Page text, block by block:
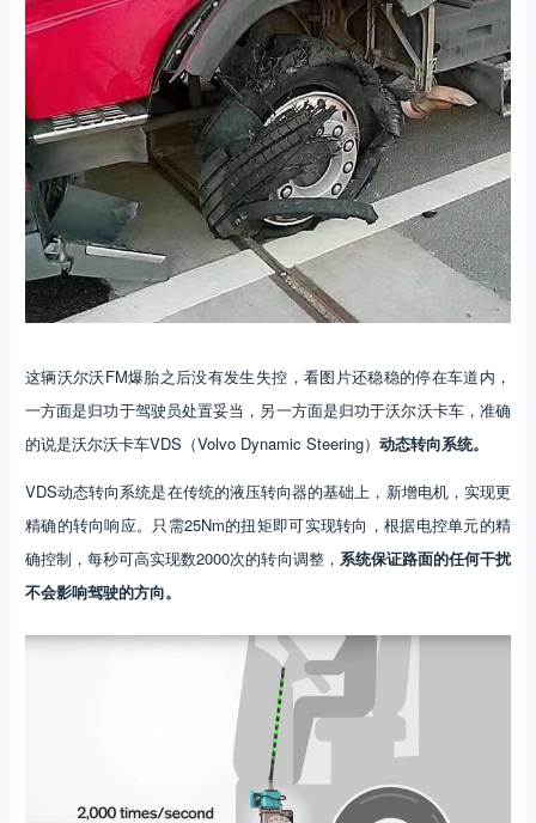
这辆沃尔沃FM爆胎之后没有发生失控，看图片还稳稳的停在车道内，
一方面是归功于驾驶员处置妥当，另一方面是归功于沃尔沃卡车，准确
的说是沃尔沃卡车VDS（Volvo Dynamic Steering） 动态转向系统。
VDS动态转向系统是在传统的液压转向器的基础上，新增电机，实现更
精确的转向响应。只需25Nm的扭矩即可实现转向，根据电控单元的精
确控制，每秒可高实现数2000次的转向调整， 系统保证路面的任何干扰
不会影响驾驶的方向。